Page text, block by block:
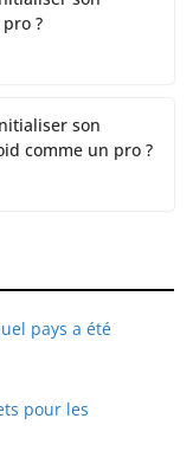
?
son
comme un pro ?
pays a été
pour les